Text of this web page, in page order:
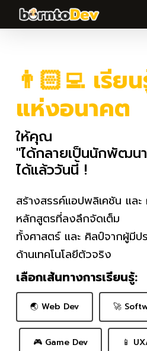
to
👨🏻‍💻 เรีย
แห่งอนาคต
ให้คุณ
แล้ววันนี้ !
หลักสูตรที่ลงลึกจัดเต็ม
ทั้งศาสตร์ และ ศิลป์จากผู้มีป
ด้านเทคโนโลยีตัวจริง
เลือกเส้นทางการเรียนรู้:
🌏 Web Dev 🚀
🎮 Game Dev 📱